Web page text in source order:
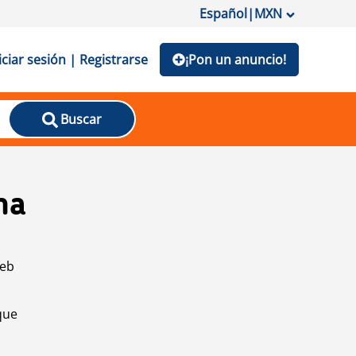
Español|MXN
sesión | Registrarse ¡Pon un anuncio!
Buscar